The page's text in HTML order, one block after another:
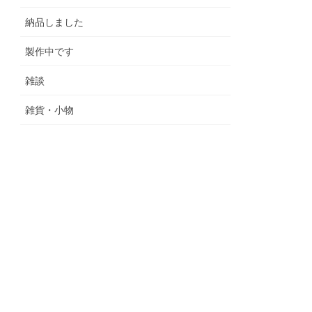
納品しました
製作中です
雑談
雑貨・小物